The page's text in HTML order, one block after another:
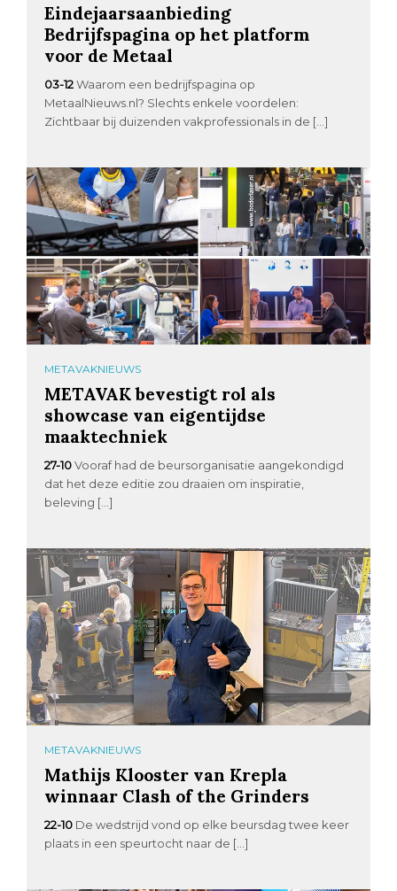
Eindejaarsaanbieding
Bedrijfspagina op het platform
voor de Metaal
03-12 Waarom een bedrijfspagina op
MetaalNieuws.nl? Slechts enkele voordelen:
Zichtbaar bij duizenden vakprofessionals in de […]
METAVAKNIEUWS
METAVAK bevestigt rol als
showcase van eigentijdse
maaktechniek
27-10 Vooraf had de beursorganisatie aangekondigd
dat het deze editie zou draaien om inspiratie,
beleving […]
METAVAKNIEUWS
Mathijs Klooster van Krepla
winnaar Clash of the Grinders
22-10 De wedstrijd vond op elke beursdag twee keer
plaats in een speurtocht naar de […]